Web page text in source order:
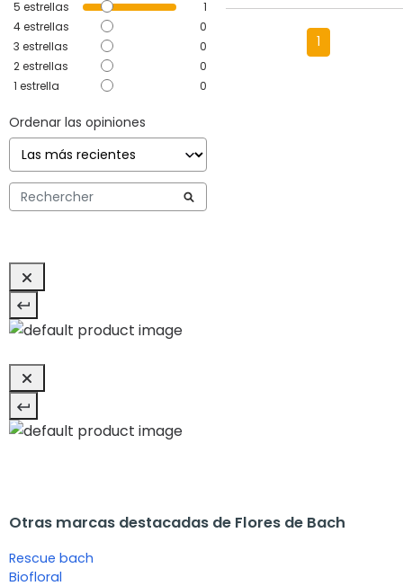
5 estrellas
1
4estrellas
0
3 estrellas
0
2estrellas
0
1 estrella 0
Ordenar las opiniones
1
Otras marcas destacadas de Flores de Bach
Rescue bach
Biofloral